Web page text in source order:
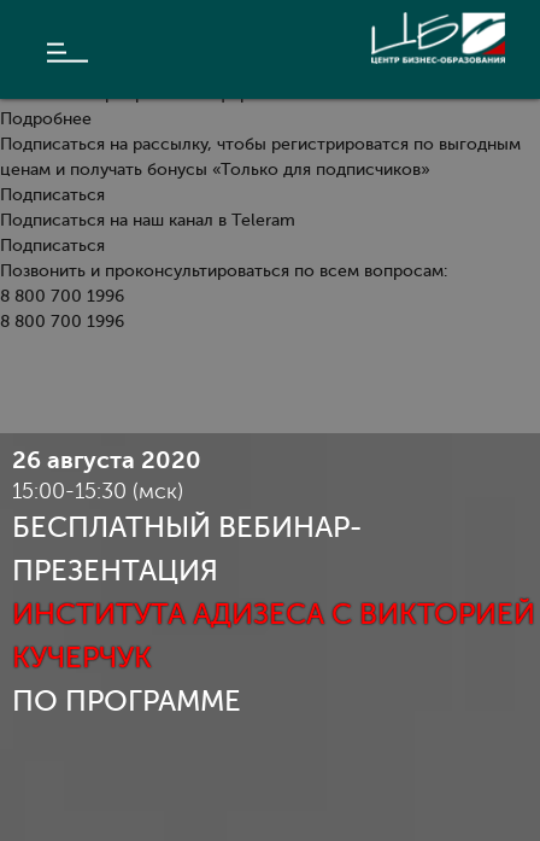
Мы уже провели эту программу
Даты следующего проведения уточняются. Уже сейчас можно:
Подробнее
Подписаться на рассылку, чтобы регистрироватся по выгодным
ценам и получать бонусы «Только для подписчиков»
Подписаться
Подписаться на наш канал в Teleram
Подписаться
Позвонить и проконсультироваться по всем вопросам:
8 800 700 1996
8 800 700 1996
О ЧЁМ
АВТОР
ФОТОГАЛЕРЕЯ
26 августа 2020
15:00-15:30 (мск)
БЕСПЛАТНЫЙ ВЕБИНАР-
ПРЕЗЕНТАЦИЯ
ИНСТИТУТА АДИЗЕСА С ВИКТОРИЕЙ
КУЧЕРЧУК
ПО ПРОГРАММЕ